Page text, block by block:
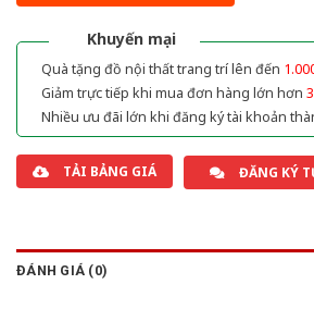
Khuyến mại
Quà tặng đồ nội thất trang trí lên đến
Giảm trực tiếp khi mua đơn hàng lớn hơn
Nhiều ưu đãi lớn khi đăng ký tài khoản
TẢI BẢNG GIÁ ĐĂNG KÝ
ĐÁNH GIÁ (0)